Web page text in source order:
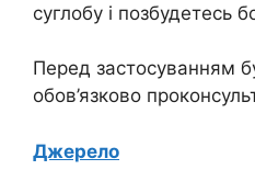
суглобу і позбудетесь
Перед застосуванням
обов’язково
Джерело